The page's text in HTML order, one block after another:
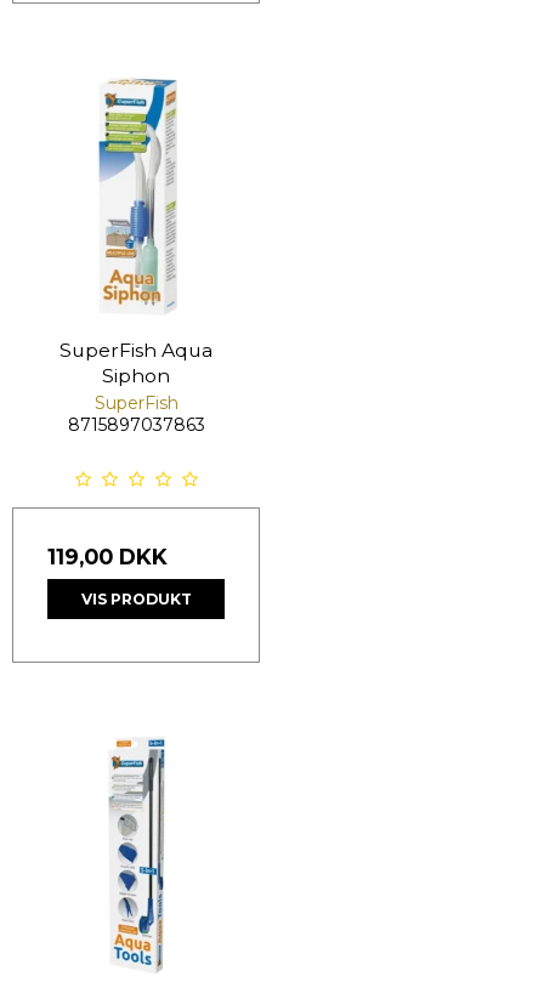
SuperFish Aqua
Siphon
SuperFish
8715897037863
119,00 DKK
VIS PRODUKT